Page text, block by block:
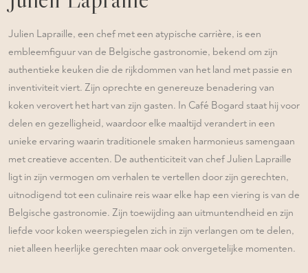
Julien Lapraille, een chef met een atypische carrière, is een
embleemfiguur van de Belgische gastronomie, bekend om zijn
authentieke keuken die de rijkdommen van het land met passie en
inventiviteit viert. Zijn oprechte en genereuze benadering van
koken verovert het hart van zijn gasten. In Café Bogard staat hij voor
delen en gezelligheid, waardoor elke maaltijd verandert in een
unieke ervaring waarin traditionele smaken harmonieus samengaan
met creatieve accenten. De authenticiteit van chef Julien Lapraille
ligt in zijn vermogen om verhalen te vertellen door zijn gerechten,
uitnodigend tot een culinaire reis waar elke hap een viering is van de
Belgische gastronomie. Zijn toewijding aan uitmuntendheid en zijn
liefde voor koken weerspiegelen zich in zijn verlangen om te delen,
niet alleen heerlijke gerechten maar ook onvergetelijke momenten.